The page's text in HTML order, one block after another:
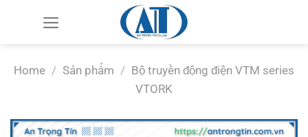
dungHome / Sản phẩm / Bộ truyền động điện VTM series
VTORK